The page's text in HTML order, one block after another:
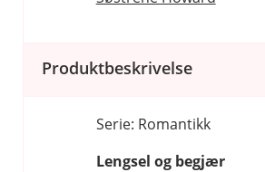
Produktbeskrivelse
Serie: Romantikk
Lengsel og begjær